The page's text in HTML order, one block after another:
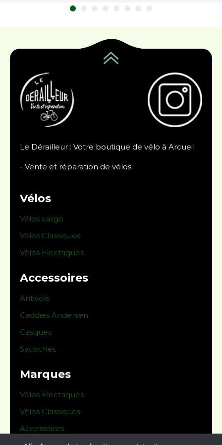
Le Dérailleur : Votre boutique de vélo à Arcueil
- Vente et réparation de vélos.
Vélos
Vélos cargo
Vélos Classiques
Vélos Electriques
Accessoires
Antivols
Caddies Andersen
Casques
Sacoches
Marques
Vélos Electriques
Vélos Classiques
Accessoires